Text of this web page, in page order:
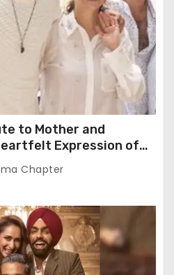
to Mother and
Expression of
Chapter